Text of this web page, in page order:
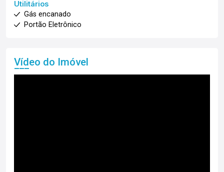
Utilitários
Gás encanado
Portão Eletrônico
Vídeo do Imóvel